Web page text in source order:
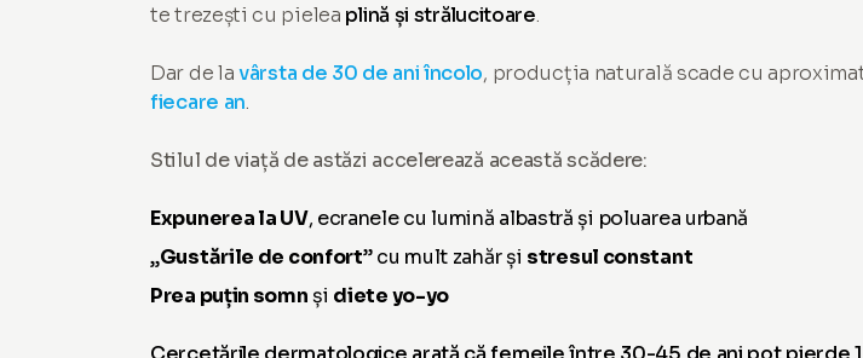
te trezești cu pielea plină și strălucitoare.
Dar de lavârsta de 30 de ani încolo, producția naturală scade cu
fiecare an.
Stilul de viață de astăzi accelerează această scădere:
Expunerea la UV, ecranele cu lumină albastră și poluarea urbană
„Gustările de confort” cu mult zahăr și stresul constant
Prea puțin somnși diete yo-yo